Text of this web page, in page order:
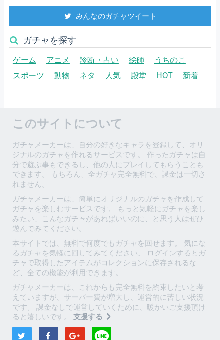
みんなのガチャツイート
ガチャを探す
ゲーム アニメ 診断・占い 絵師
うちのこ
スポーツ
動物 ネタ 人気 殿堂 HOT 新着
このサイトについて
ガチャメーカーは、自分の好きなキャラを登録して、オリ
ジナルのガチャを作れるサービスです。 作ったガチャは自
分で遊ぶ事もできるし、他の人にプレイしてもらうことも
できます。 もちろん、全ガチャ完全無料で、課金は一切さ
れません。
ガチャメーカーは、簡単にオリジナルのガチャを作成して
ガチャを楽しむサービスです。 もっと気軽にガチャを楽し
みたい、こんなガチャがあればいいのに、と思う人はぜひ
遊んでみてください。
本サイトでは、無料で何度でもガチャを回せます。 気にな
るガチャを気軽に回してみてください。 ログインするとガ
チャで取得したアイテムがコレクションに保存されるな
ど、全ての機能が利用できます。
ガチャメーカーは、これからも完全無料を約束したいと考
えていますが、サーバー費が増大し、運営的に苦しい状況
です。 課金なしで運営していくために、暖かいご支援頂け
ると嬉しいです。 支援する